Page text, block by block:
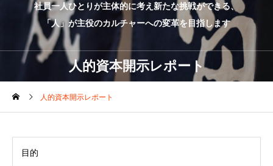
社員一人ひとりが主体的に考え新たな挑戦ができる、
「人」が主役のカルチャーへの変革を目指します
人的資本開示レポート
人的資本開示レポート
目的